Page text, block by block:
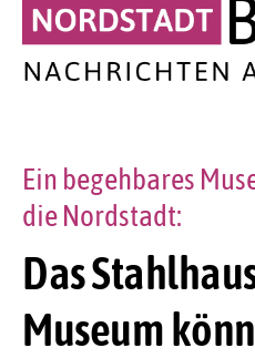
Das
Museum
Ein begehbares
die Nordstadt: